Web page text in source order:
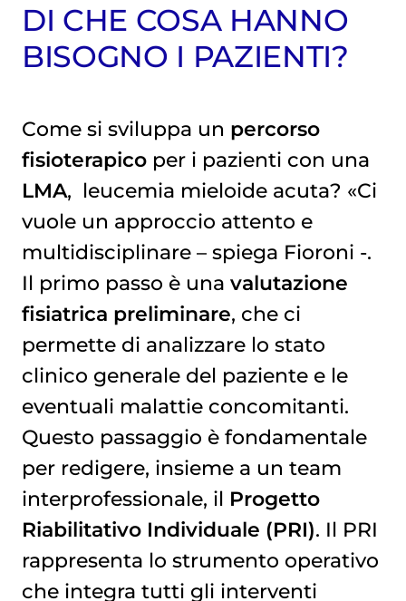
DI CHE COSA HANNO
BISOGNO I PAZIENTI?
Come si sviluppa un percorso
fisioterapico per i pazienti con una
LMA, leucemia mieloide acuta? «Ci
vuole un approccio attento e
multidisciplinare – spiega Fioroni -.
Il primo passo è una valutazione
fisiatrica preliminare, che ci
permette di analizzare lo stato
clinico generale del paziente e le
eventuali malattie concomitanti.
Questo passaggio è fondamentale
per redigere, insieme a un team
interprofessionale, il Progetto
Riabilitativo Individuale (PRI). Il PRI
rappresenta lo strumento operativo
che integra tutti gli interventi